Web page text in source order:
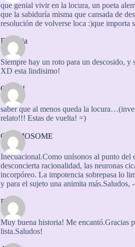
que genial vivir en la locura, un poeta
que la sabiduría misma que cansada de
resolución de volverse loca :)que importa
Diaranja
Siempre hay un roto para un descosido,
XD esta lindisimo!
CeLeS!
saber que al menos queda la
relato!!! Estas de vuelta! =)
CROMOSOME
Inecuacional.Como unísonos al punto del
desconcierta racionalidad, las neuronas
incorpóreo. La impotencia sobrepasa lo
y para el sujeto una animita más.Saludos,
Dr. J
Muy buena historia! Me encantó.Gracias
lista.Saludos!